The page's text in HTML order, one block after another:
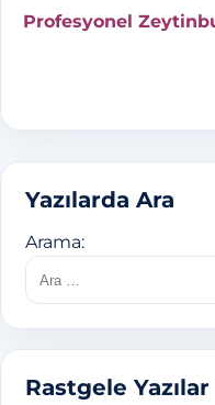
Profesyonel
Yazılarda Ara
Arama:
Rastgele Yazılar